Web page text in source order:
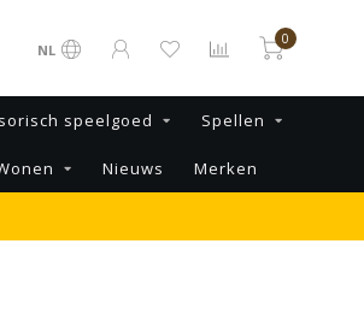
NL
0
speelgoed Spellen
Nieuws Merken